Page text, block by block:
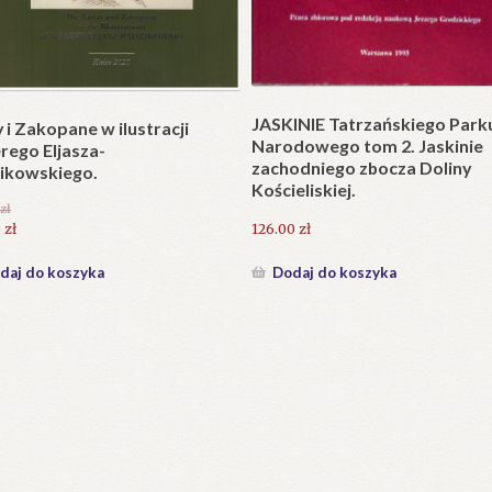
składany). Wydanie
do koszyka
Plakat w wersji składanej.